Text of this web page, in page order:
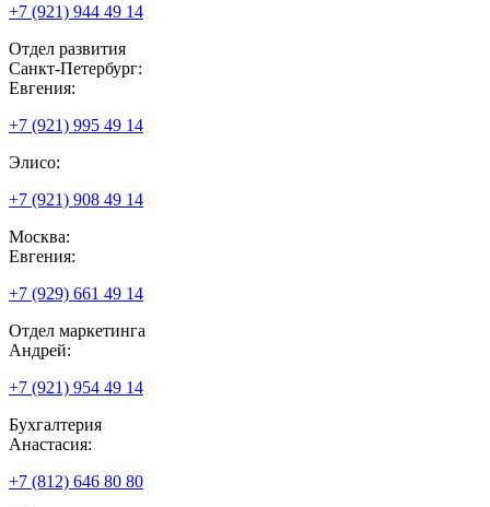
+7 (921) 944 49 14
Отдел развития
Санкт-Петербург:
Евгения:
+7 (921) 995 49 14
Элисо:
+7 (921) 908 49 14
Москва:
Евгения:
+7 (929) 661 49 14
Отдел маркетинга
Андрей:
+7 (921) 954 49 14
Бухгалтерия
Анастасия:
+7 (812) 646 80 80